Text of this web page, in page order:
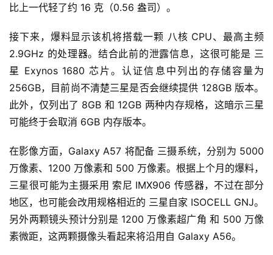
比上一代轻了约 16 克（0.56 盎司）。
接下来，爆料显示该机将搭载一颗 八核 CPU、最高主频
2.9GHz 的处理器。结合此前的泄露信息，这很可能是 三
星 Exynos 1680 芯片。认证信息中列出的存储容量为
256GB，目前尚不清楚三星是否会继续提供 128GB 版本。
此外，仅列出了 8GB 和 12GB 两种内存规格，这暗示三星
可能终于会取消 6GB 内存版本。
在影像方面，Galaxy A57 将配备 三摄系统，分别为 5000
万像素、1200 万像素和 500 万像素。根据上个月的爆料，
三星很可能为主摄采用 索尼 IMX906 传感器，不过在部分
地区，也可能会改用规格相近的 三星自家 ISOCELL GNJ。
另外两颗镜头预计分别是 1200 万像素超广角 和 500 万像
素微距，这两颗摄像头看起来将沿用自 Galaxy A56。